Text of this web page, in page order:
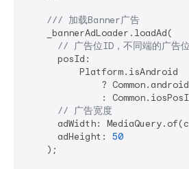
/// 加载Banner广告
    _bannerAdLoader.loadAd(
// 广告位ID，不同端的广告
      posId:
          Platform.isAndroid
?
:
// 广告宽度
adWidth:
      adHeight:
50
    );